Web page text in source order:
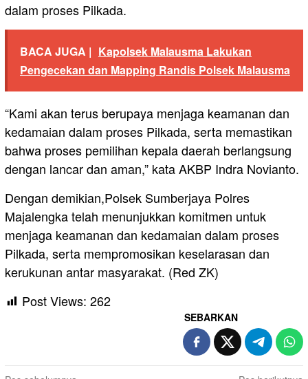
dalam proses Pilkada.
BACA JUGA | Kapolsek Malausma Lakukan
Pengecekan dan Mapping Randis Polsek Malausma
“Kami akan terus berupaya menjaga keamanan dan
kedamaian dalam proses Pilkada, serta memastikan
bahwa proses pemilihan kepala daerah berlangsung
dengan lancar dan aman,” kata AKBP Indra Novianto.
Dengan demikian,Polsek Sumberjaya Polres
Majalengka telah menunjukkan komitmen untuk
menjaga keamanan dan kedamaian dalam proses
Pilkada, serta mempromosikan keselarasan dan
kerukunan antar masyarakat. (Red ZK)
Post Views: 262
SEBARKAN